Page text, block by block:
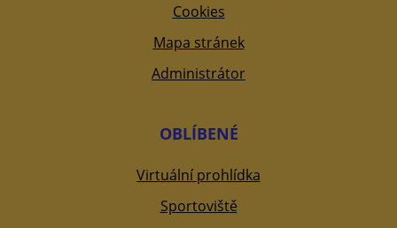
Cookies
Mapa stránek
Administrátor
OBLÍBENÉ
Virtuální prohlídka
Sportoviště